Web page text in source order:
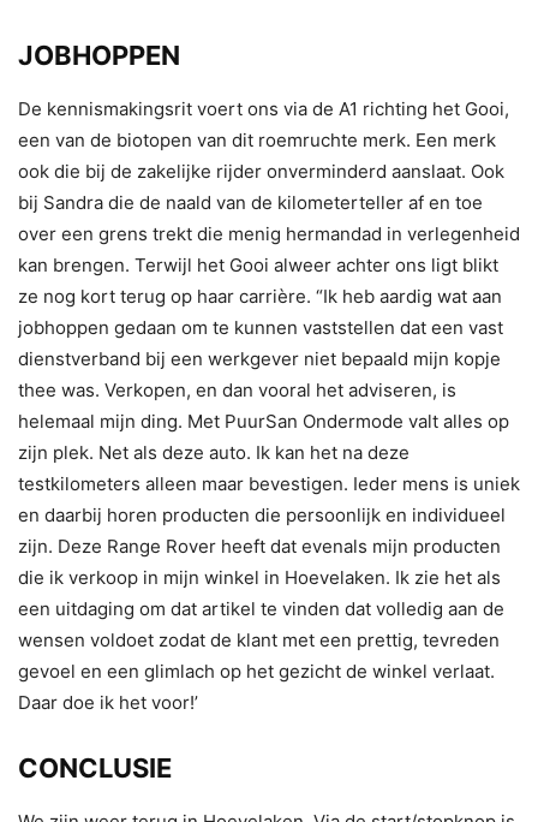
JOBHOPPEN
De kennismakingsrit voert ons via de A1 richting het Gooi,
een van de biotopen van dit roemruchte merk. Een merk
ook die bij de zakelijke rijder onverminderd aanslaat. Ook
bij Sandra die de naald van de kilometerteller af en toe
over een grens trekt die menig hermandad in verlegenheid
kan brengen. Terwijl het Gooi alweer achter ons ligt blikt
ze nog kort terug op haar carrière. “Ik heb aardig wat aan
jobhoppen gedaan om te kunnen vaststellen dat een vast
dienstverband bij een werkgever niet bepaald mijn kopje
thee was. Verkopen, en dan vooral het adviseren, is
helemaal mijn ding. Met PuurSan Ondermode valt alles op
zijn plek. Net als deze auto. Ik kan het na deze
testkilometers alleen maar bevestigen. Ieder mens is uniek
en daarbij horen producten die persoonlijk en individueel
zijn. Deze Range Rover heeft dat evenals mijn producten
die ik verkoop in mijn winkel in Hoevelaken. Ik zie het als
een uitdaging om dat artikel te vinden dat volledig aan de
wensen voldoet zodat de klant met een prettig, tevreden
gevoel en een glimlach op het gezicht de winkel verlaat.
Daar doe ik het voor!’
CONCLUSIE